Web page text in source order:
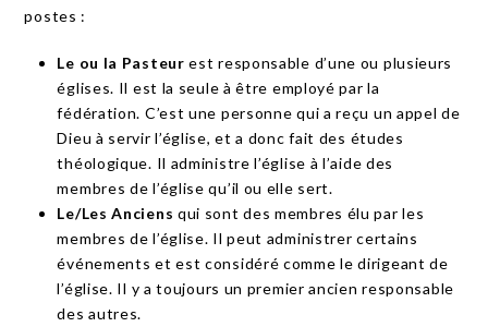
postes :
Le ou la Pasteur est responsable d’une ou plusieurs
églises. Il est la seule à être employé par la
fédération. C’est une personne qui a reçu un appel de
Dieu à servir l’église, et a donc fait des études
théologique. Il administre l’église à l’aide des
membres de l’église qu’il ou elle sert.
Le/Les Anciens qui sont des membres élu par les
membres de l’église. Il peut administrer certains
événements et est considéré comme le dirigeant de
l’église. Il y a toujours un premier ancien responsable
des autres.